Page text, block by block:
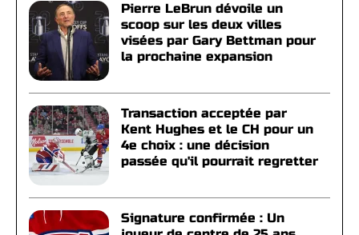
Pierre LeBrun dévoile un
scoop sur les deux villes
visées par Gary Bettman pour
la prochaine expansion
Transaction acceptée par
Kent Hughes et le CH pour un
4e choix : une décision
passée qu'il pourrait regretter
Signature confirmée : Un